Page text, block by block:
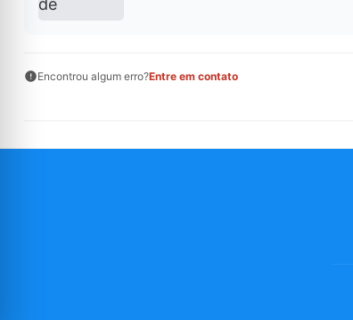
Encontrou algum erro?Entre em contato